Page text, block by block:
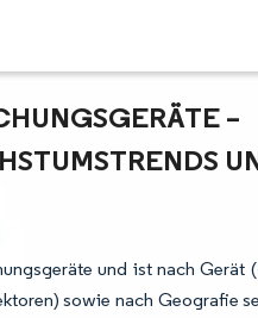
–
und ist nach Gerät
sowie nach Geografie